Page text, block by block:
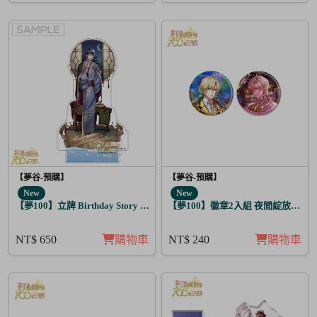
【夢谷-預購】
New
【夢100】立牌 Birthday Story 藤目 月覺
NT$ 650 購物車
【夢谷-預購】
New
【夢100】徽章2入組 夜間綻放的花
NT$ 240 購物車